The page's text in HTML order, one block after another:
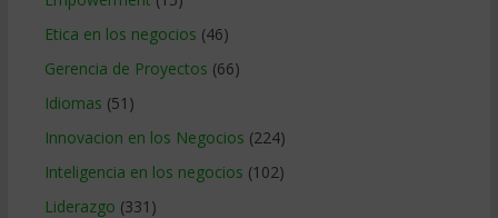
Etica en los negocios (46)
Gerencia de Proyectos (66)
Idiomas (51)
Innovacion en los Negocios (224)
Inteligencia en los negocios (102)
Liderazgo (331)